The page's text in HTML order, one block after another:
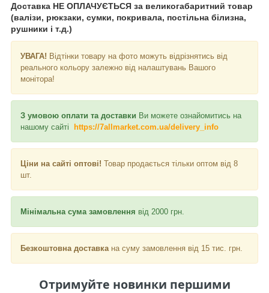
Доставка НЕ ​​ОПЛАЧУЄТЬСЯ за великогабаритний товар
(валізи, рюкзаки, сумки, покривала, постільна білизна,
рушники і т.д.)
УВАГА! Відтінки товару на фото можуть відрізнятись від
реального кольору залежно від налаштувань Вашого
монітора!
З умовою оплати та доставки Ви можете ознайомитись на
нашому сайті
https://7allmarket.com.ua/delivery_info
Ціни на сайті оптові! Товар продається тільки оптом від 8
шт.
Мінімальна сума замовлення від 2000 грн.
Безкоштовна доставка на суму замовлення від 15 тис. грн.
Отримуйте новинки першими